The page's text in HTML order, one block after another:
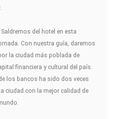
Saldremos del hotel en esta
Con nuestra guía, daremos
la ciudad más poblada de
financiera y cultural del país.
los bancos ha sido dos veces
ciudad con la mejor calidad de